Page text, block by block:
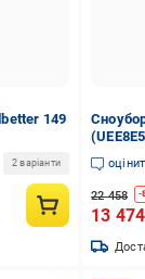
149
2 варіанти
22 458 -
13 474